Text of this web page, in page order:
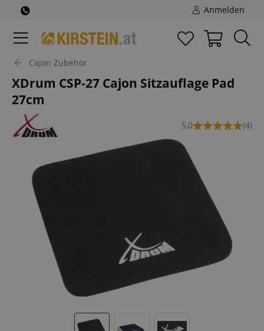
Anmelden
Cajon Zubehör
XDrum CSP-27 Cajon Sitzauflage Pad
27cm
5,0 (4)